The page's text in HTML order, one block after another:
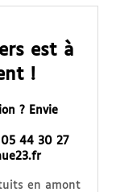
est à
!
? Envie
44 30 27
en amont